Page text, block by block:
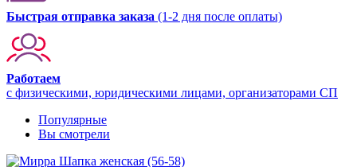
Быстрая отправка заказа (1-2 дня после оплаты)
Работаем
с физическими, юридическими лицами, организаторами СП
Популярные
Вы смотрели